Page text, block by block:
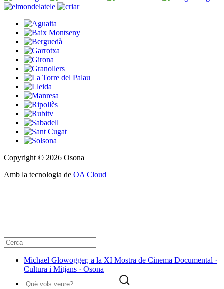
Copyright © 2026 Osona
Amb la tecnologia de OA Cloud
Michael Glowogger, a la XI Mostra de Cinema Documental ·
Cultura i Mitjans · Osona